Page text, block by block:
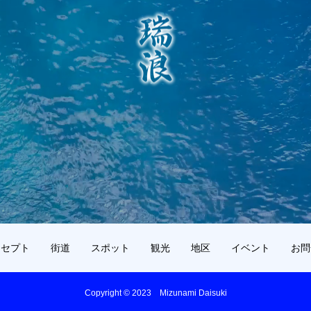
プト 街道 スポット 観光 地区 イベント お
Copyright © 2023 Mizunami Daisuki